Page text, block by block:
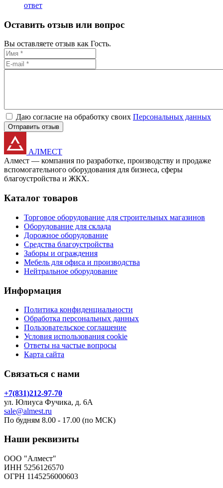
ответ
Оставить отзыв или вопрос
Вы оставляете отзыв как Гость.
Даю согласие на обработку своих Персональных данных
Отправить отзыв
АЛМЕСТ
Алмест — компания по разработке, производству и продаже
вспомогательного оборудования для бизнеса, сферы
благоустройства и ЖКХ.
Каталог товаров
Торговое оборудование для строительных магазинов
Оборудование для склада
Дорожное оборудование
Средства благоустройства
Заборы и ограждения
Мебель для офиса и производства
Нейтральное оборудование
Информация
Политика конфиденциальности
Обработка персональных данных
Пользовательское соглашение
Условия использования cookie
Ответы на частые вопросы
Карта сайта
Связаться с нами
+7(831)212-97-70
ул. Юлиуса Фучика, д. 6А
sale@almest.ru
По будням 8.00 - 17.00 (по МСК)
Наши реквизиты
ООО "Алмест"
ИНН 5256126570
ОГРН 1145256000603